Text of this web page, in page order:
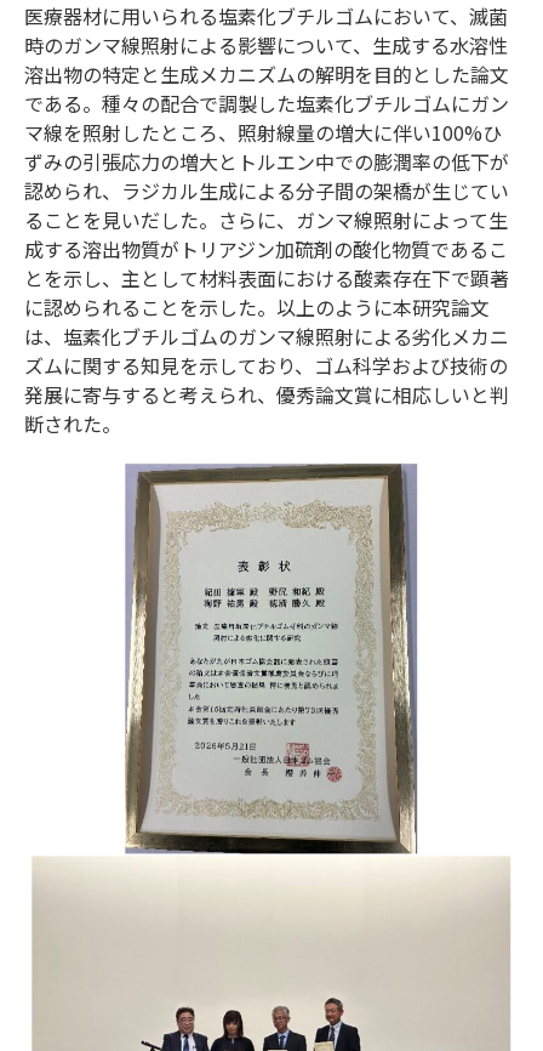
医療器材に用いられる塩素化ブチルゴムにおいて、滅菌
時のガンマ線照射による影響について、生成する水溶性
溶出物の特定と生成メカニズムの解明を目的とした論文
である。種々の配合で調製した塩素化ブチルゴムにガン
マ線を照射したところ、照射線量の増大に伴い100%ひ
ずみの引張応力の増大とトルエン中での膨潤率の低下が
認められ、ラジカル生成による分子間の架橋が生じてい
ることを見いだした。さらに、ガンマ線照射によって生
成する溶出物質がトリアジン加硫剤の酸化物質であるこ
とを示し、主として材料表面における酸素存在下で顕著
に認められることを示した。以上のように本研究論文
は、塩素化ブチルゴムのガンマ線照射による劣化メカニ
ズムに関する知見を示しており、ゴム科学および技術の
発展に寄与すると考えられ、優秀論文賞に相応しいと判
断された。